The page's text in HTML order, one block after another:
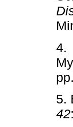
4.
5.
42